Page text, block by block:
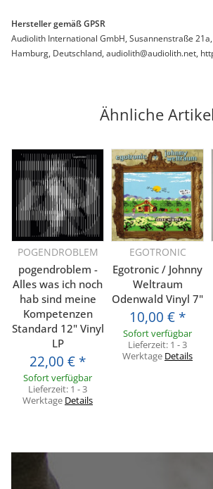
Hersteller gemäß GPSR
Audiolith International GmbH, Susannenstraße
Hamburg, Deutschland, audiolith@audiolith.net,
Ähnliche Artikel
POGENDROBLEM
pogendroblem -
Alles was ich noch
hab sind meine
Kompetenzen
Standard 12" Vinyl
LP
22,00 € *
Sofort verfügbar
Lieferzeit: 1 - 3
Werktage Details
EGOTRONIC
Egotronic / Johnny
Weltraum
Odenwald Vinyl 7"
10,00 € *
Sofort verfügbar
Lieferzeit: 1 - 3
Werktage Details